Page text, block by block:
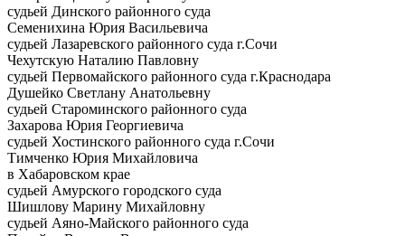
судьей Динского районного суда
Семенихина Юрия Васильевича
судьей Лазаревского районного суда г.Сочи
Чехутскую Наталию Павловну
судьей Первомайского районного суда г.Краснодара
Душейко Светлану Анатольевну
судьей Староминского районного суда
Захарова Юрия Георгиевича
судьей Хостинского районного суда г.Сочи
Тимченко Юрия Михайловича
в Хабаровском крае
судьей Амурского городского суда
Шишлову Марину Михайловну
судьей Аяно-Майского районного суда